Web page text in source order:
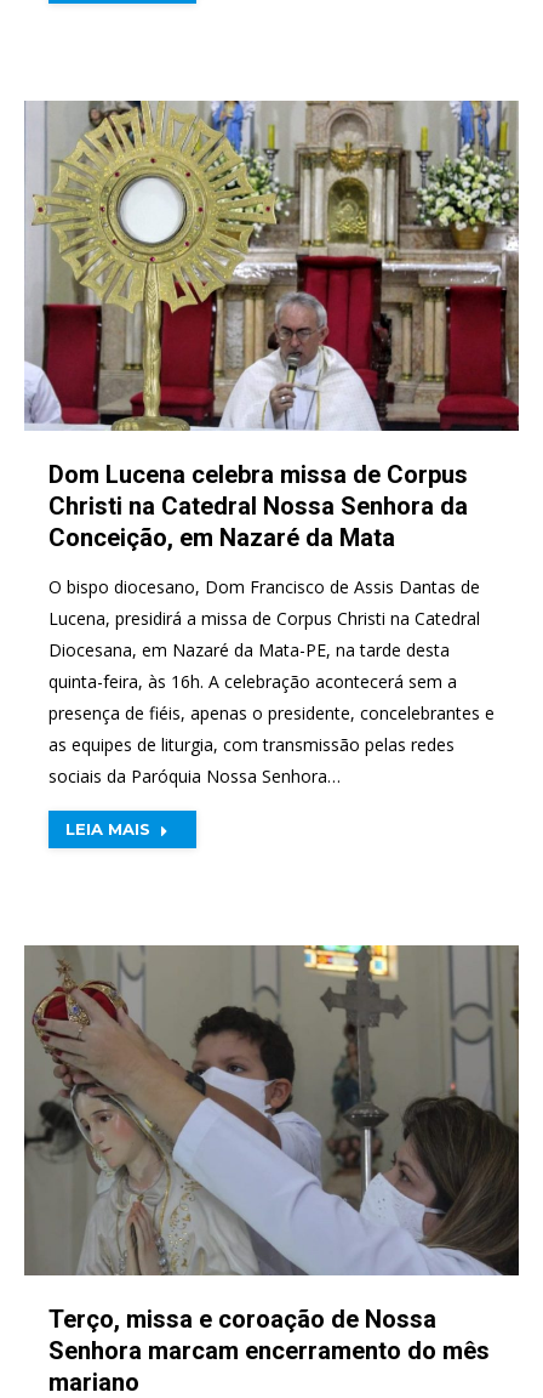
Dom Lucena celebra missa de Corpus
Christi na Catedral Nossa Senhora da
Conceição, em Nazaré da Mata
O bispo diocesano, Dom Francisco de Assis Dantas de
Lucena, presidirá a missa de Corpus Christi na Catedral
Diocesana, em Nazaré da Mata-PE, na tarde desta
quinta-feira, às 16h. A celebração acontecerá sem a
presença de fiéis, apenas o presidente, concelebrantes e
as equipes de liturgia, com transmissão pelas redes
sociais da Paróquia Nossa Senhora…
LEIA MAIS
Terço, missa e coroação de Nossa
Senhora marcam encerramento do mês
mariano